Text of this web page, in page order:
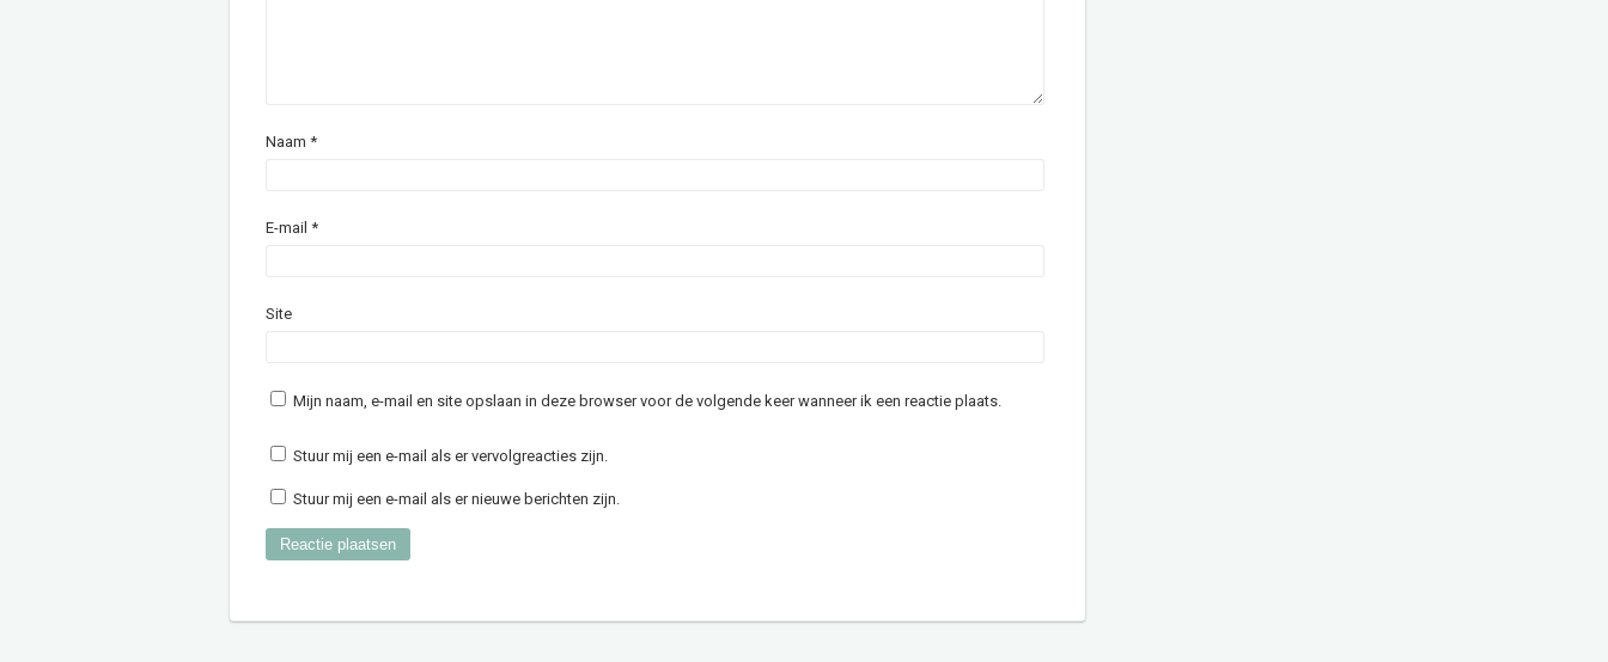
Naam *
E-mail *
Site
Mijn naam, e-mail en site opslaan in deze browser voor de volgende keer wanneer ik een reactie plaats.
Stuur mij een e-mail als er vervolgreacties zijn.
Stuur mij een e-mail als er nieuwe berichten zijn.